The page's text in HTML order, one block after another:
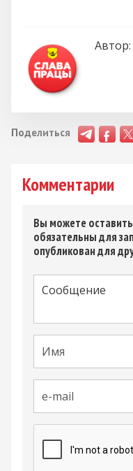
Автор:
Поделиться
Комментарии
Вы можете
обязательны для
опубликован для